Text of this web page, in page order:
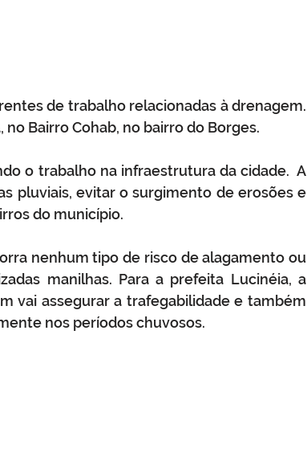
de trabalho relacionadas à drenagem.
no Bairro Cohab, no bairro do Borges.
o trabalho na infraestrutura da cidade.  A
pluviais, evitar o surgimento de erosões e
do município.
nenhum tipo de risco de alagamento ou
manilhas. Para a prefeita Lucinéia, a
vai assegurar a trafegabilidade e também
nos períodos chuvosos.